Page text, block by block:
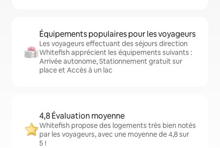
Équipements populaires pour les voyageurs
Les voyageurs effectuant des séjours direction
Whitefish apprécient les équipements suivants :
Arrivée autonome, Stationnement gratuit sur
place et Accès à un lac
4,8 Évaluation moyenne
Whitefish propose des logements très bien notés
par les voyageurs, avec une moyenne de 4,8 sur
5 !